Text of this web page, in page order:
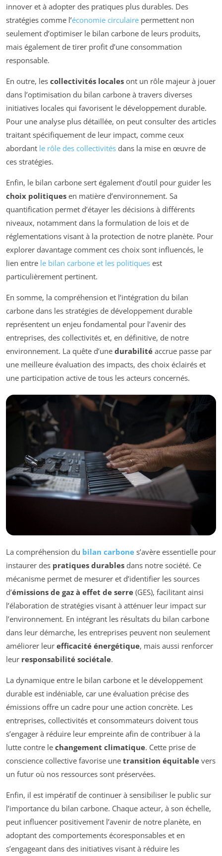
innover et à adopter des pratiques plus durables. Des
stratégies comme l’économie circulaire permettent non
seulement d’optimiser le bilan carbone de leurs produits,
mais également de tirer profit d’une consommation
responsable.
En outre, les collectivités locales ont un rôle majeur à jouer
dans l’optimisation du bilan carbone à travers diverses
initiatives locales qui favorisent le développement durable.
Pour une analyse plus détaillée, on peut consulter des articles
traitant spécifiquement de leur impact, comme ceux
abordant le rôle des collectivités dans la mise en œuvre de
ces stratégies.
Enfin, le bilan carbone sert également d’outil pour guider les
choix politiques en matière d’environnement. Sa
quantification permet d’étayer les décisions à différents
niveaux, notamment dans la formulation de lois et de
réglementations visant à la protection de notre planète. Pour
explorer davantage comment ces choix sont influencés, le
lien entre le bilan carbone et les politiques est
particulièrement pertinent.
En somme, la compréhension et l’intégration du bilan
carbone dans les stratégies de développement durable
représentent un enjeu fondamental pour l’avenir des
entreprises, des collectivités et, en définitive, de notre
environnement. La quête d’une durabilité accrue passe par
une meilleure évaluation des impacts, des choix éclairés et
une participation active de tous les acteurs concernés.
La compréhension du bilan carbone s’avère essentielle pour
instaurer des pratiques durables dans notre société. Ce
mécanisme permet de mesurer et d’identifier les sources
d’émissions de gaz à effet de serre (GES), facilitant ainsi
l’élaboration de stratégies visant à atténuer leur impact sur
l’environnement. En intégrant les résultats du bilan carbone
dans leur démarche, les entreprises peuvent non seulement
améliorer leur efficacité énergétique, mais aussi renforcer
leur responsabilité sociétale.
La dynamique entre le bilan carbone et le développement
durable est indéniable, car une évaluation précise des
émissions offre un cadre pour une action concrète. Les
entreprises, collectivités et consommateurs doivent tous
s’engager à réduire leur empreinte afin de contribuer à la
lutte contre le changement climatique. Cette prise de
conscience collective favorise une transition équitable vers
un futur où nos ressources sont préservées.
Enfin, il est impératif de continuer à sensibiliser le public sur
l’importance du bilan carbone. Chaque acteur, à son échelle,
peut influencer positivement l’avenir de notre planète, en
adoptant des comportements écoresponsables et en
s’engageant dans des initiatives visant à réduire les